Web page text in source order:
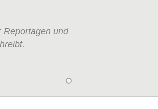
Reportagen und